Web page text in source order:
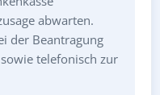
abwarten.
der Beantragung
telefonisch zur